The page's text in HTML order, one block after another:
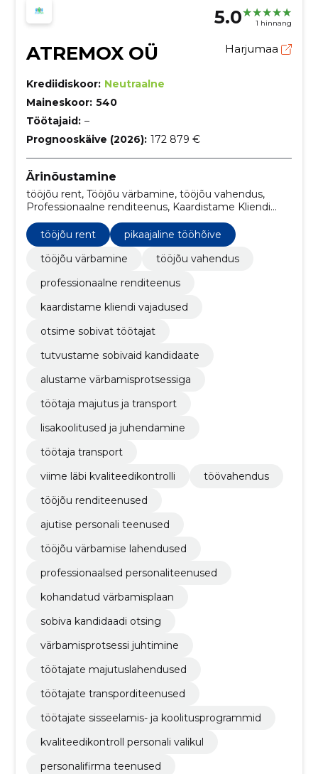
5.0 1 hinnang
ATREMOX OÜ Harjumaa
Krediidiskoor: Neutraalne
Maineskoor: 540
Töötajaid: –
Prognooskäive (2026): 172 879 €
Ärinõustamine
tööjõu rent, Tööjõu värbamine, tööjõu vahendus,
Professionaalne renditeenus, Kaardistame Kliendi
vajadused, Otsime sobivat töötajat, Tutvustame
sobivaid kandidaate, Alustame värbamisprotsessiga,
Töötaja majutus ja transport, Lisakoolitused ja
juhendamine
tööjõu rent
pikaajaline tööhõive
tööjõu värbamine
tööjõu vahendus
professionaalne renditeenus
kaardistame kliendi vajadused
otsime sobivat töötajat
tutvustame sobivaid kandidaate
alustame värbamisprotsessiga
töötaja majutus ja transport
lisakoolitused ja juhendamine
töötaja transport
viime läbi kvaliteedikontrolli
töövahendus
tööjõu renditeenused
ajutise personali teenused
tööjõu värbamise lahendused
professionaalsed personaliteenused
kohandatud värbamisplaan
sobiva kandidaadi otsing
värbamisprotsessi juhtimine
töötajate majutuslahendused
töötajate transporditeenused
töötajate sisseelamis- ja koolitusprogrammid
kvaliteedikontroll personali valikul
personalifirma teenused